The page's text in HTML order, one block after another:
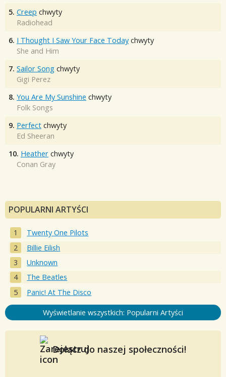
5. Creep chwyty
Radiohead
6. I Thought I Saw Your Face Today chwyty
She and Him
7. Sailor Song chwyty
Gigi Perez
8. You Are My Sunshine chwyty
Folk Songs
9. Perfect chwyty
Ed Sheeran
10. Heather chwyty
Conan Gray
POPULARNI ARTYŚCI
Twenty One Pilots
Billie Eilish
Unknown
The Beatles
Panic! At The Disco
Wyświetlanie wszystkich: Popularni Artyści
Dołącz do naszej społeczności!